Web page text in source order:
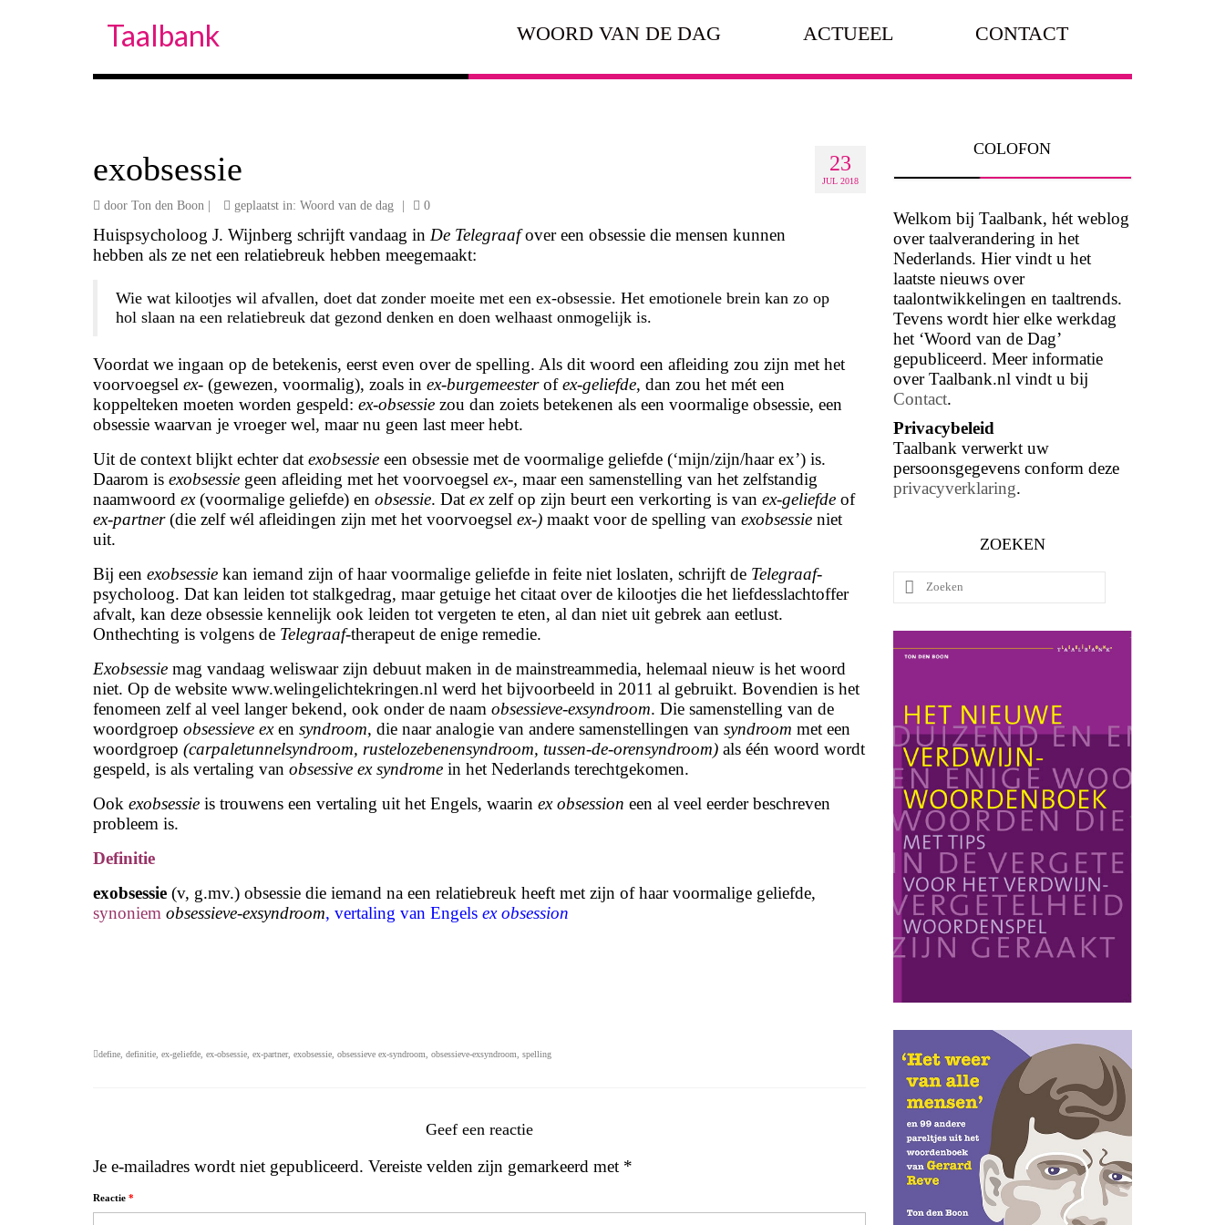
Taalbank WOORD VAN DE DAG ACTUEEL CONTACT
23
JUL 2018
exobsessie
door Ton den Boon geplaatst in: Woord van de dag 0
Huispsycholoog J. Wijnberg schrijft vandaag in De Telegraafover een obsessie die mensen kunnen
hebben als ze net een relatiebreuk hebben meegemaakt:
Wie wat kilootjes wil afvallen, doet dat zonder moeite met een ex-obsessie. Het emotionele brein kan zo op
hol slaan na een relatiebreuk dat gezond denken en doen welhaast onmogelijk is.
Voordat we ingaan op de betekenis, eerst even over de spelling. Als dit woord een afleiding zou zijn met het
voorvoegsel ex- (gewezen, voormalig), zoals in ex-burgemeesterofex-geliefde, dan zou het mét een
koppelteken moeten worden gespeld: ex-obsessie zou dan zoiets betekenen als een voormalige obsessie, een
obsessie waarvan je vroeger wel, maar nu geen last meer hebt.
Uit de context blijkt echter dat exobsessie een obsessie met de voormalige geliefde (‘mijn/zijn/haar ex’) is.
Daarom is exobsessie geen afleiding met het voorvoegsel ex-, maar een samenstelling van het zelfstandig
naamwoord ex(voormalige geliefde) en obsessie. Dat exzelf op zijn beurt een verkorting is van ex-geliefde of
ex-partner(die zelf wél afleidingen zijn met het voorvoegsel ex-) maakt voor de spelling van exobsessie niet
uit.
Bij een exobsessie kan iemand zijn of haar voormalige geliefde in feite niet loslaten, schrijft de Telegraaf-
psycholoog. Dat kan leiden tot stalkgedrag, maar getuige het citaat over de kilootjes die het liefdesslachtoffer
afvalt, kan deze obsessie kennelijk ook leiden tot vergeten te eten, al dan niet uit gebrek aan eetlust.
Onthechting is volgens de Telegraaf-therapeut de enige remedie.
Exobsessie mag vandaag weliswaar zijn debuut maken in de mainstreammedia, helemaal nieuw is het woord
niet. Op de website www.welingelichtekringen.nl werd het bijvoorbeeld in 2011 al gebruikt. Bovendien is het
fenomeen zelf al veel langer bekend, ook onder de naam obsessieve-exsyndroom. Die samenstelling van de
woordgroep obsessieve exen syndroom, die naar analogie van andere samenstellingen van syndroom met een
woordgroep (carpaletunnelsyndroom, rustelozebenensyndroom, tussen-de-orensyndroom) als één woord wordt
gespeld, is als vertaling van obsessive ex syndrome in het Nederlands terechtgekomen.
Ook exobsessie is trouwens een vertaling uit het Engels, waarin ex obsession een al veel eerder beschreven
probleem is.
Definitie
exobsessie (v, g.mv.) obsessie die iemand na een relatiebreuk heeft met zijn of haar voormalige geliefde,
synoniem obsessieve-exsyndroom, vertaling van Engels ex obsession
define definitie ex-geliefde ex-obsessie ex-partner, exobsessie obsessieve ex-syndroom obsessieve-exsyndroom spelling
Geef een reactie
Je e-mailadres wordt niet gepubliceerd. Vereiste velden zijn gemarkeerd met *
Reactie *
COLOFON
Welkom bij Taalbank, hét weblog
over taalverandering in het
Nederlands. Hier vindt u het
laatste nieuws over
taalontwikkelingen en taaltrends.
Tevens wordt hier elke werkdag
het ‘Woord van de Dag’
gepubliceerd. Meer informatie
over Taalbank.nl vindt u bij
Contact.
Privacybeleid
Taalbank verwerkt uw
persoonsgegevens conform deze
privacyverklaring.
ZOEKEN
Zoeken
naar: